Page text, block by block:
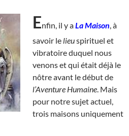
Enfin, il y aLa Maison, à
savoir le lieuspirituel et
vibratoire duquel nous
venons et qui était déjà le
nôtre avant le début de
l’Aventure Humaine. Mais
pour notre sujet actuel,
trois maisons uniquement